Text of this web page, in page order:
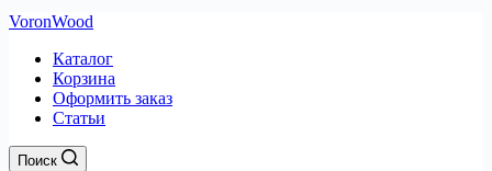
VoronWood
Каталог
Корзина
Оформить заказ
Статьи
Поиск